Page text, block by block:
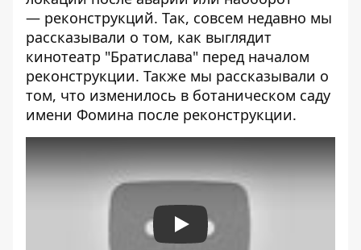
— реконструкций. Так, совсем недавно мы
рассказывали о том, как выглядит
кинотеатр "Братислава" перед началом
реконструкции. Также мы рассказывали о
том, что изменилось в ботаническом саду
имени Фомина после реконструкции.
Play